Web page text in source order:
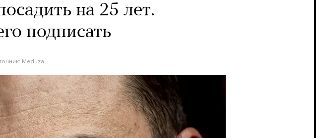
на 25 лет.
подписать
Meduza